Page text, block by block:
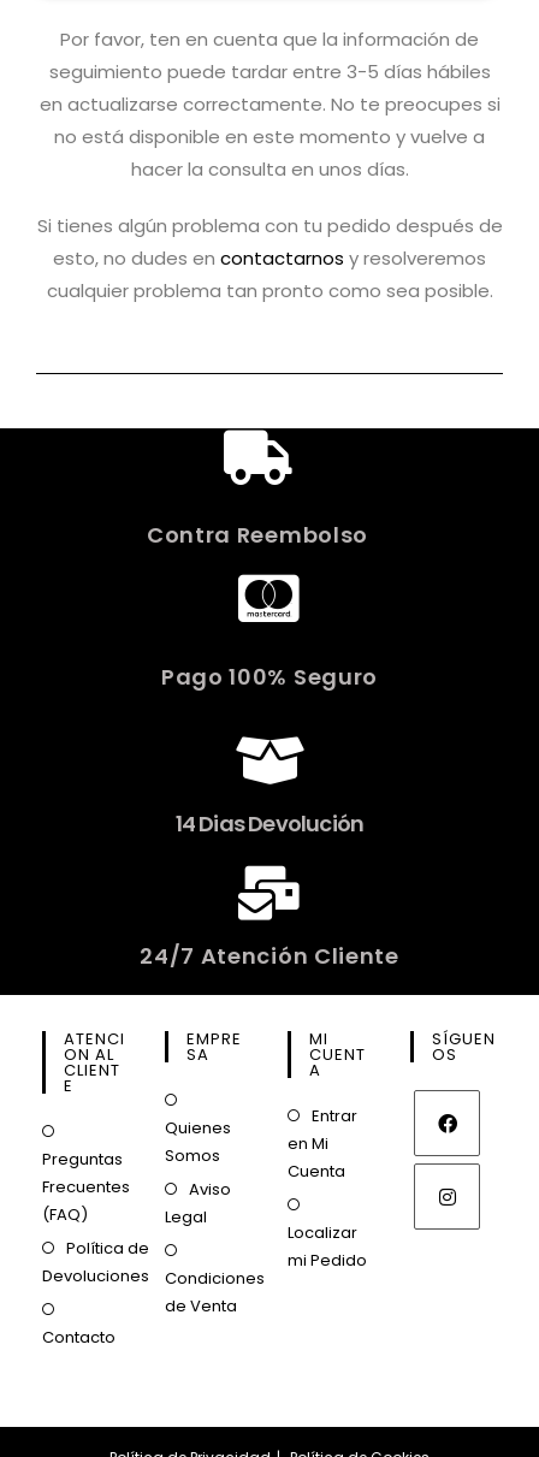
Por favor, ten en cuenta que la información de
seguimiento puede tardar entre 3-5 días hábiles
en actualizarse correctamente. No te preocupes si
no está disponible en este momento y vuelve a
hacer la consulta en unos días.
Si tienes algún problema con tu pedido después de
esto, no dudes en contactarnos y resolveremos
cualquier problema tan pronto como sea posible.
Contra Reembolso
Pago 100% Seguro
14 Dias Devolución
24/7 Atención Cliente
ATENCI
ON AL
CLIENT
E
Preguntas
Frecuentes
(FAQ)
Política de
Devoluciones
Contacto
EMPRE
SA
Quienes
Somos
Aviso
Legal
Condiciones
de Venta
MI
CUENT
A
Entrar
en Mi
Cuenta
Localizar
mi Pedido
SÍGUEN
OS